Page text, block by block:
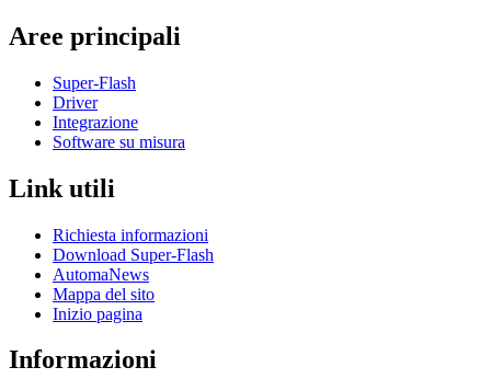
Aree principali
Super-Flash
Driver
Integrazione
Software su misura
Link utili
Richiesta informazioni
Download Super-Flash
AutomaNews
Mappa del sito
Inizio pagina
Informazioni